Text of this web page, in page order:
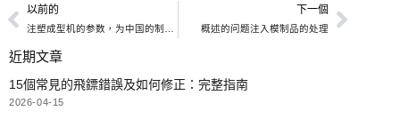
以前的 下一個
概述的问题注入模制品的处理
近期文章
15個常見的飛鏢錯誤及如何修正：完整指南
2026-04-15